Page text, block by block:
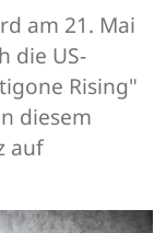
am 21. Mai
die US-
Rising"
diesem
auf